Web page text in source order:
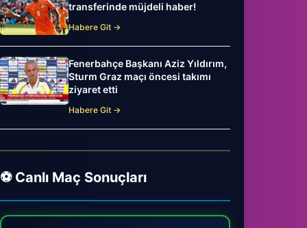
transferinde müjdeli haber!
Habere Git →
Fenerbahçe Başkanı Aziz Yıldırım,
Sturm Graz maçı öncesi takımı
ziyaret etti
Habere Git →
⚽ Canlı Maç Sonuçları